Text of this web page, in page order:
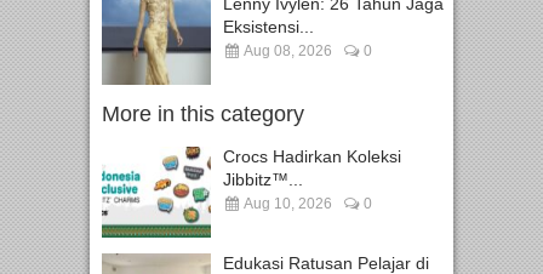
Eksistensi...
Aug 08, 2026 0
More in this category
Crocs Hadirkan Koleksi
Jibbitz™...
Aug 10, 2026 0
Edukasi Ratusan Pelajar di